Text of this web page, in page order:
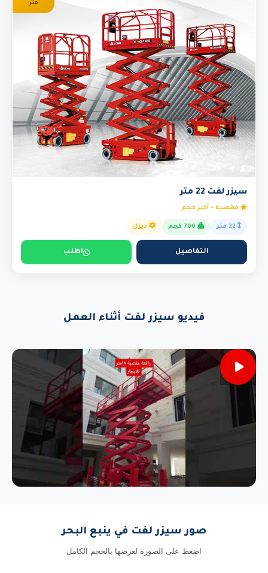
متر
سيزر لفت 22 متر
مقصية - أكبر حجم
ديزل
التفاصيل اطلب
فيديو سيزر لفت أثناء العمل
صور سيزر لفت في ينبع البحر
اضغط على الصورة لعرضها بالحجم الكامل